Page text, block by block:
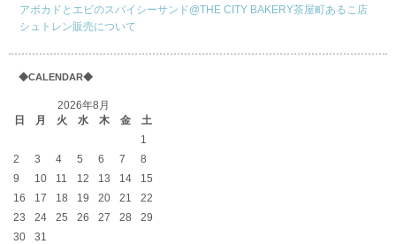
アボカドとエビのスパイシーサンド@THE CITY BAKERY茶屋町あるこ店
シュトレン販売について
◆CALENDAR◆
2026年8月
日
月 火 水 木 金
土
1
2
3 4 5 6 7
8
9
10 11 12 13 14
15
16
17 18 19 20 21
22
23
24 25 26 27 28
29
30
31